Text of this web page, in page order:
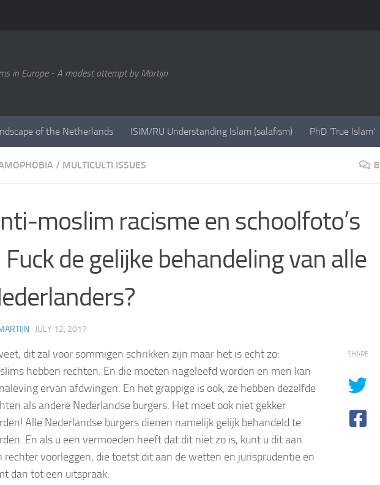
in Europe - A modest attempt by Martijn
of the Netherlands ISIM/RU Understanding Islam (salafism) PhD 'True Islam'
/ MULTICULTI ISSUES 8
moslim racisme en schoolfoto’s
de gelijke behandeling van alle
· JULY 12, 2017
dit zal voor sommigen schrikken zijn maar het is echt zo:
hebben rechten. En die moeten nageleefd worden en men kan
ervan afdwingen. En het grappige is ook, ze hebben dezelfde
als andere Nederlandse burgers. Het moet ook niet gekker
Alle Nederlandse burgers dienen namelijk gelijk behandeld te
En als u een vermoeden heeft dat dit niet zo is, kunt u dit aan
rechter voorleggen, die toetst dit aan de wetten en jurisprudentie en
dan tot een uitspraak.
SHARE